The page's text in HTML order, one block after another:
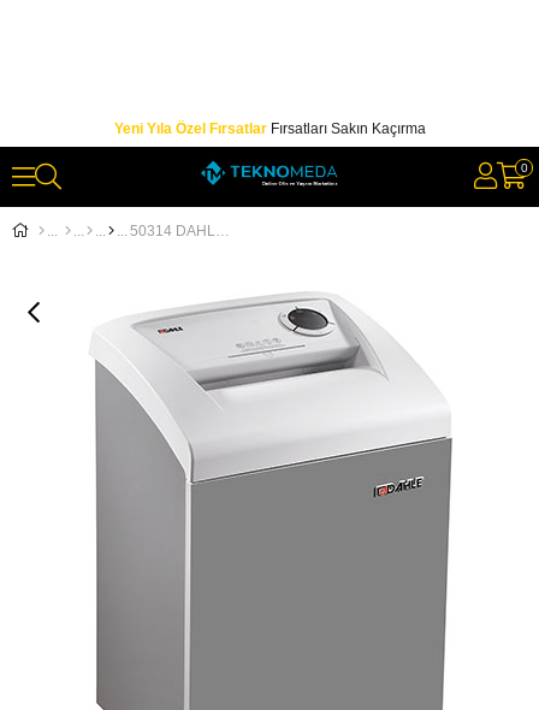
Yeni Yıla Özel FırsatlarFırsatları Sakın Kaçırma
0
50314 DAHLE EVRAK İMHA MAKİNESİ - P4(4.0X40.0MM) - 60L - 17SYF.